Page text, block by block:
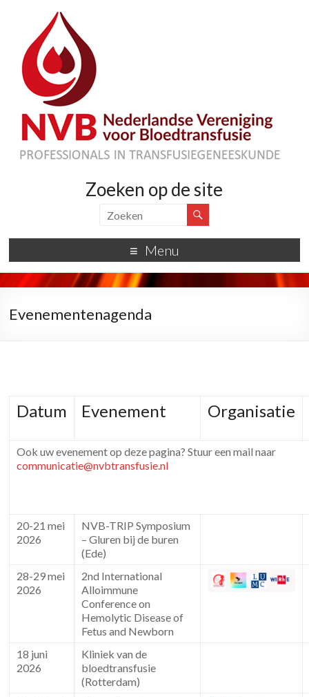
Zoeken op de site
Menu
Evenementenagenda
Datum Evenement Organisatie
Ook uw evenement op deze pagina? Stuur een mail naar
communicatie@nvbtransfusie.nl
20-21 mei
2026
NVB-TRIP Symposium
– Gluren bij de buren
(Ede)
28-29 mei
2026
2nd International
Alloimmune
Conference on
Hemolytic Disease of
Fetus and Newborn
18 juni
2026
Kliniek van de
bloedtransfusie
(Rotterdam)